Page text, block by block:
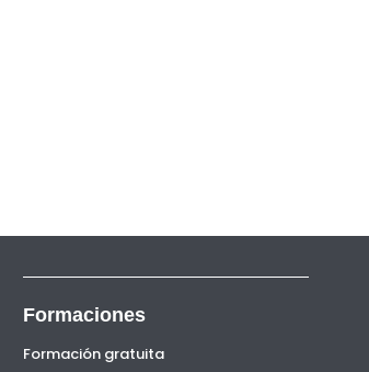
Formaciones
Formación gratuita